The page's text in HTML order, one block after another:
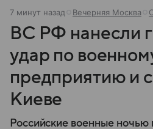
7 минут назад Вечерняя Москва
ВС РФ нанесли
удар по
предприятию и
Киеве
Российские военные ночью